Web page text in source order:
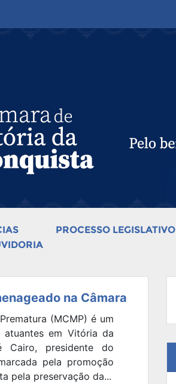
PROCESSO LEGISLATIVO
na Câmara
(MCMP) é um
atuantes em Vitória da
Cairo, presidente do
pela promoção
pela preservação da...